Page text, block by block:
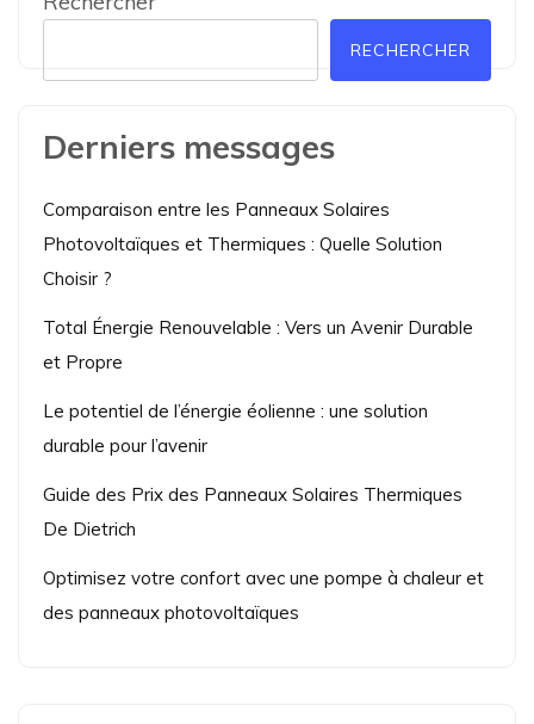
RECHERCHER
Derniers messages
Comparaison entre les Panneaux Solaires
Photovoltaïques et Thermiques : Quelle Solution
Choisir ?
Total Énergie Renouvelable : Vers un Avenir Durable
et Propre
Le potentiel de l’énergie éolienne : une solution
durable pour l’avenir
Guide des Prix des Panneaux Solaires Thermiques
De Dietrich
Optimisez votre confort avec une pompe à chaleur et
des panneaux photovoltaïques